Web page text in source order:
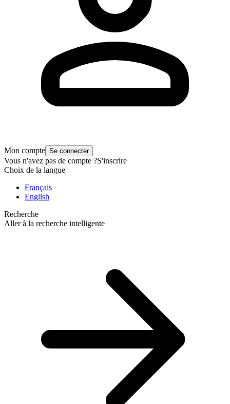
Mon compte Se connecter
Vous n'avez pas de compte ?S'inscrire
Choix de la langue
Français
English
Recherche
Aller à la recherche intelligente